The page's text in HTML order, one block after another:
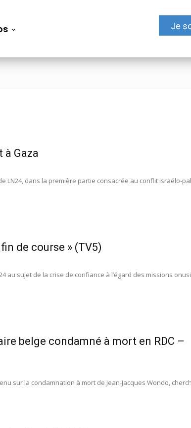
Je
à Gaza
LN24, dans la première partie consacrée au conflit israélo-
de course » (TV5)
au sujet de la crise de confiance à l’égard des missions
belge condamné à mort en RDC –
sur la condamnation à mort de Jean-Jacques Wondo,